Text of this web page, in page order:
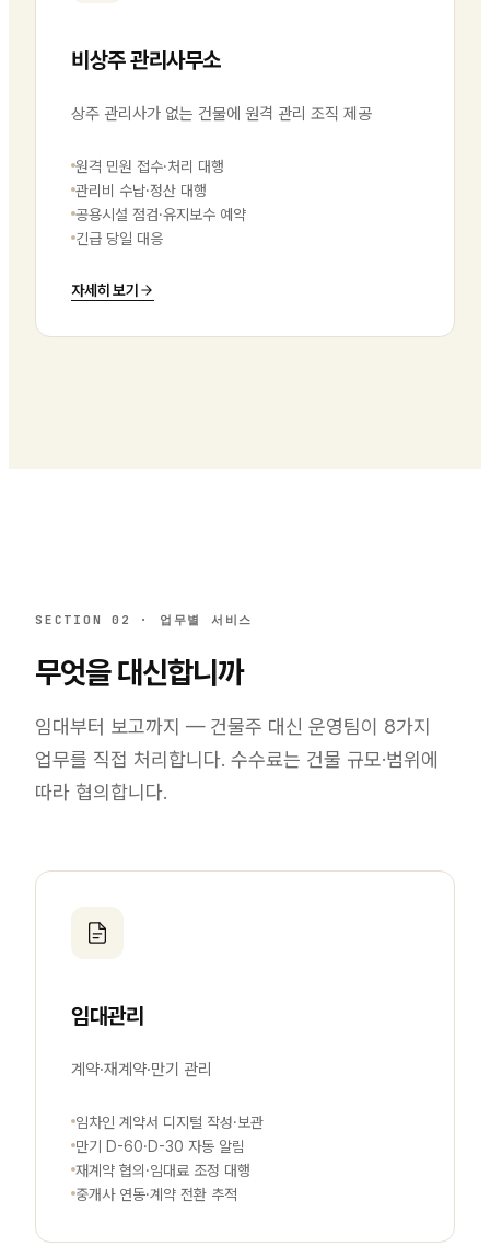
비상주 관리사무소
상주 관리사가 없는 건물에 원격 관리 조직 제공
원격 민원 접수·처리 대행
관리비 수납·정산 대행
공용시설 점검·유지보수 예약
긴급 당일 대응
자세히 보기
SECTION 02 · 업무별 서비스
무엇을 대신합니까
임대부터 보고까지 — 건물주 대신 운영팀이 8가지
업무를 직접 처리합니다. 수수료는 건물 규모·범위에
따라 협의합니다.
임대관리
계약·재계약·만기 관리
임차인 계약서 디지털 작성·보관
만기 D-60·D-30 자동 알림
재계약 협의·임대료 조정 대행
중개사 연동·계약 전환 추적